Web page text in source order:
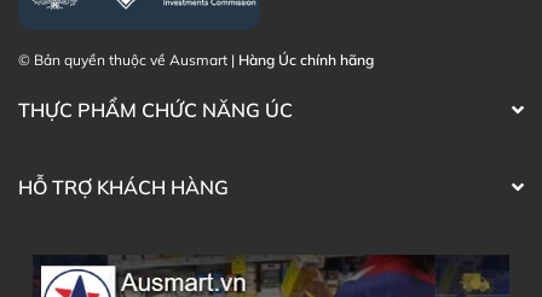
phẩm Lily Huỳnh
© Bản quyền thuộc về Ausmart | Hàng Úc chính hãng
THỰC PHẨM CHỨC NĂNG ÚC
HỖ TRỢ KHÁCH HÀNG